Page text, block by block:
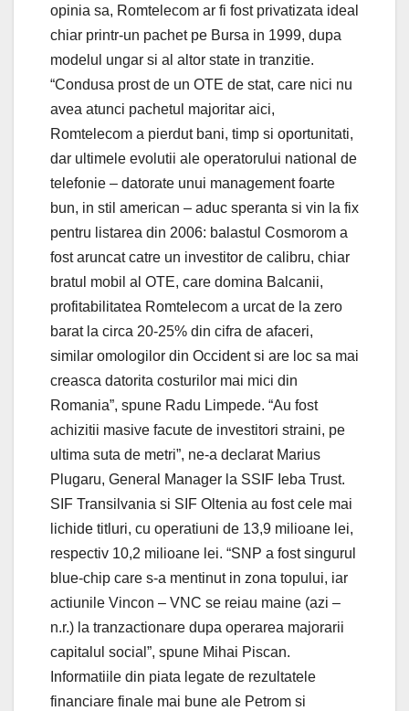
opinia sa, Romtelecom ar fi fost privatizata ideal
chiar printr-un pachet pe Bursa in 1999, dupa
modelul ungar si al altor state in tranzitie.
“Condusa prost de un OTE de stat, care nici nu
avea atunci pachetul majoritar aici,
Romtelecom a pierdut bani, timp si oportunitati,
dar ultimele evolutii ale operatorului national de
telefonie – datorate unui management foarte
bun, in stil american – aduc speranta si vin la fix
pentru listarea din 2006: balastul Cosmorom a
fost aruncat catre un investitor de calibru, chiar
bratul mobil al OTE, care domina Balcanii,
profitabilitatea Romtelecom a urcat de la zero
barat la circa 20-25% din cifra de afaceri,
similar omologilor din Occident si are loc sa mai
creasca datorita costurilor mai mici din
Romania”, spune Radu Limpede. “Au fost
achizitii masive facute de investitori straini, pe
ultima suta de metri”, ne-a declarat Marius
Plugaru, General Manager la SSIF Ieba Trust.
SIF Transilvania si SIF Oltenia au fost cele mai
lichide titluri, cu operatiuni de 13,9 milioane lei,
respectiv 10,2 milioane lei. “SNP a fost singurul
blue-chip care s-a mentinut in zona topului, iar
actiunile Vincon – VNC se reiau maine (azi –
n.r.) la tranzactionare dupa operarea majorarii
capitalul social”, spune Mihai Piscan.
Informatiile din piata legate de rezultatele
financiare finale mai bune ale Petrom si